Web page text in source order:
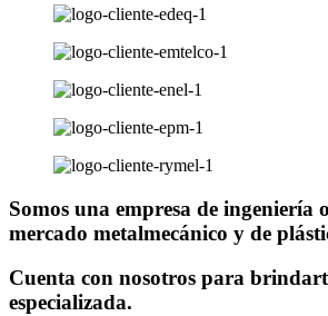
Somos una empresa de ingeniería
mercado metalmecánico y de
Cuenta con nosotros para
especializada.